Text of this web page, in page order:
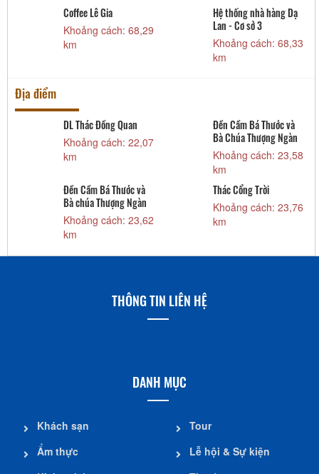
Coffee Lê Gia
Khoảng cách: 68,29
km
Hệ thống nhà hàng Dạ
Lan - Cơ sở 3
Khoảng cách: 68,33
km
Địa điểm
DL Thác Đồng Quan
Khoảng cách: 22,07
km
Đền Cầm Bá Thước và
Bà Chúa Thượng Ngàn
Khoảng cách: 23,58
km
Đền Cầm Bá Thước và
Bà chúa Thượng Ngàn
Khoảng cách: 23,62
km
Thác Cổng Trời
Khoảng cách: 23,76
km
THÔNG TIN LIÊN HỆ
DANH MỤC
Khách sạn
Ẩm thực
Tour
Lễ hội & Sự kiện